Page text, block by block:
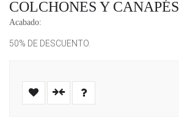
COLCHONES Y CANAPÉS
Acabado:
50% DE DESCUENTO.